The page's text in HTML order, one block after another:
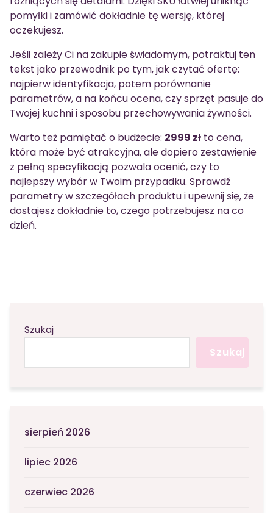
pomyłki i zamówić dokładnie tę wersję, której
oczekujesz.
Jeśli zależy Ci na zakupie świadomym, potraktuj ten
tekst jako przewodnik po tym, jak czytać ofertę:
najpierw identyfikacja, potem porównanie
parametrów, a na końcu ocena, czy sprzęt pasuje do
Twojej kuchni i sposobu przechowywania żywności.
Warto też pamiętać o budżecie: 2999 zł to cena,
która może być atrakcyjna, ale dopiero zestawienie
z pełną specyfikacją pozwala ocenić, czy to
najlepszy wybór w Twoim przypadku. Sprawdź
parametry w szczegółach produktu i upewnij się, że
dostajesz dokładnie to, czego potrzebujesz na co
dzień.
Szukaj
Szukaj
sierpień 2026
lipiec 2026
czerwiec 2026